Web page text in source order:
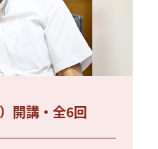
開講・全6回